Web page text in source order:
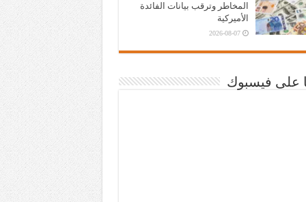
المخاطر وترقب بيانات الفائدة
الأميركية
2026-08-07
على فيسبوك